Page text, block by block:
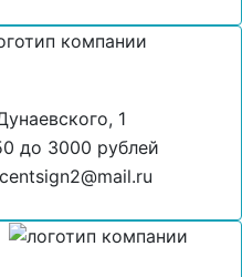
1
до 3000 рублей